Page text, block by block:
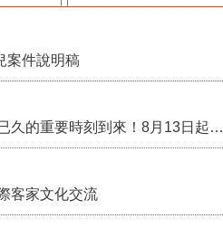
案件說明稿
行政院核定西拉雅族為平埔原住民族群 盼望已久的重要時刻到來！8月13日起受理民族成員名冊登記
客家文化交流